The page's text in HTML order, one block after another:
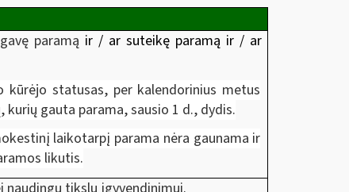
paramą ir / ar suteikę paramą ir / ar
statusas, per kalendorinius metus
gauta parama, sausio 1 d., dydis.
laikotarpį parama nėra gaunama ir
likutis.